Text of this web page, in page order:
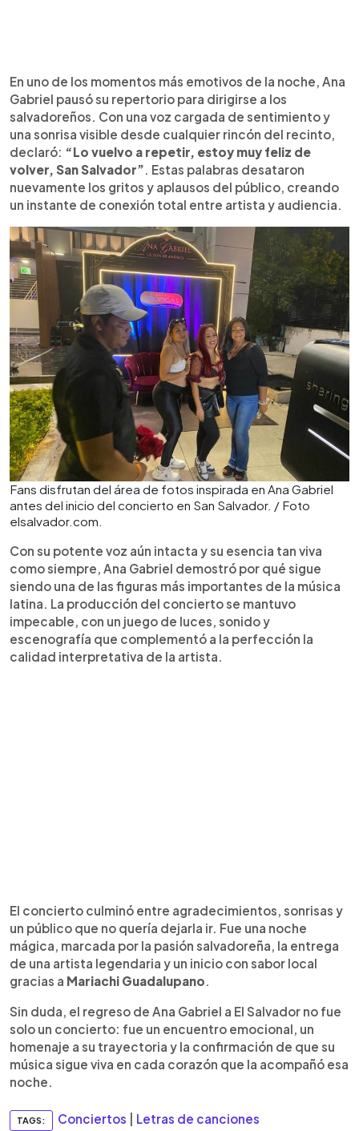
En uno de los momentos más emotivos de la noche, Ana
Gabriel pausó su repertorio para dirigirse a los
salvadoreños. Con una voz cargada de sentimiento y
una sonrisa visible desde cualquier rincón del recinto,
declaró: “Lo vuelvo a repetir, estoy muy feliz de
volver, San Salvador”. Estas palabras desataron
nuevamente los gritos y aplausos del público, creando
un instante de conexión total entre artista y audiencia.
Fans disfrutan del área de fotos inspirada en Ana Gabriel
antes del inicio del concierto en San Salvador. / Foto
elsalvador.com.
Con su potente voz aún intacta y su esencia tan viva
como siempre, Ana Gabriel demostró por qué sigue
siendo una de las figuras más importantes de la música
latina. La producción del concierto se mantuvo
impecable, con un juego de luces, sonido y
escenografía que complementó a la perfección la
calidad interpretativa de la artista.
El concierto culminó entre agradecimientos, sonrisas y
un público que no quería dejarla ir. Fue una noche
mágica, marcada por la pasión salvadoreña, la entrega
de una artista legendaria y un inicio con sabor local
gracias a Mariachi Guadalupano.
Sin duda, el regreso de Ana Gabriel a El Salvador no fue
solo un concierto: fue un encuentro emocional, un
homenaje a su trayectoria y la confirmación de que su
música sigue viva en cada corazón que la acompañó esa
noche.
TAGS: Conciertos Letras de canciones